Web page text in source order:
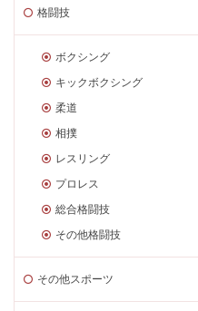
格闘技
ボクシング
キックボクシング
柔道
相撲
レスリング
プロレス
総合格闘技
その他格闘技
その他スポーツ